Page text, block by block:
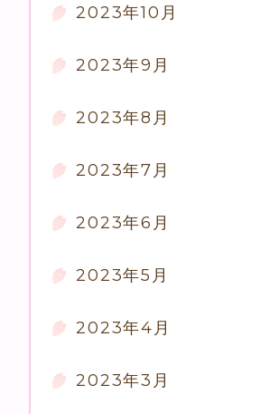
2023年10月
2023年9月
2023年8月
2023年7月
2023年6月
2023年5月
2023年4月
2023年3月